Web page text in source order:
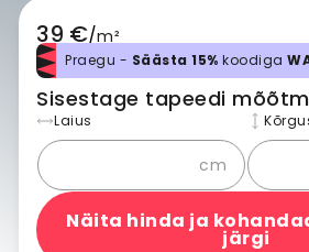
39 €/m²
Praegu - Säästa 15% koodiga
Sisestage tapeedi
Laius
cm
Näita hinda ja
järgi